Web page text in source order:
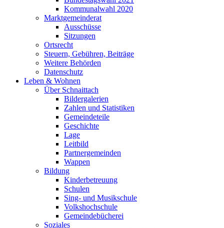
Kommunalwahl 2020
Marktgemeinderat
Ausschüsse
Sitzungen
Ortsrecht
Steuern, Gebühren, Beiträge
Weitere Behörden
Datenschutz
Leben & Wohnen
Über Schnaittach
Bildergalerien
Zahlen und Statistiken
Gemeindeteile
Geschichte
Lage
Leitbild
Partnergemeinden
Wappen
Bildung
Kinderbetreuung
Schulen
Sing- und Musikschule
Volkshochschule
Gemeindebücherei
Soziales